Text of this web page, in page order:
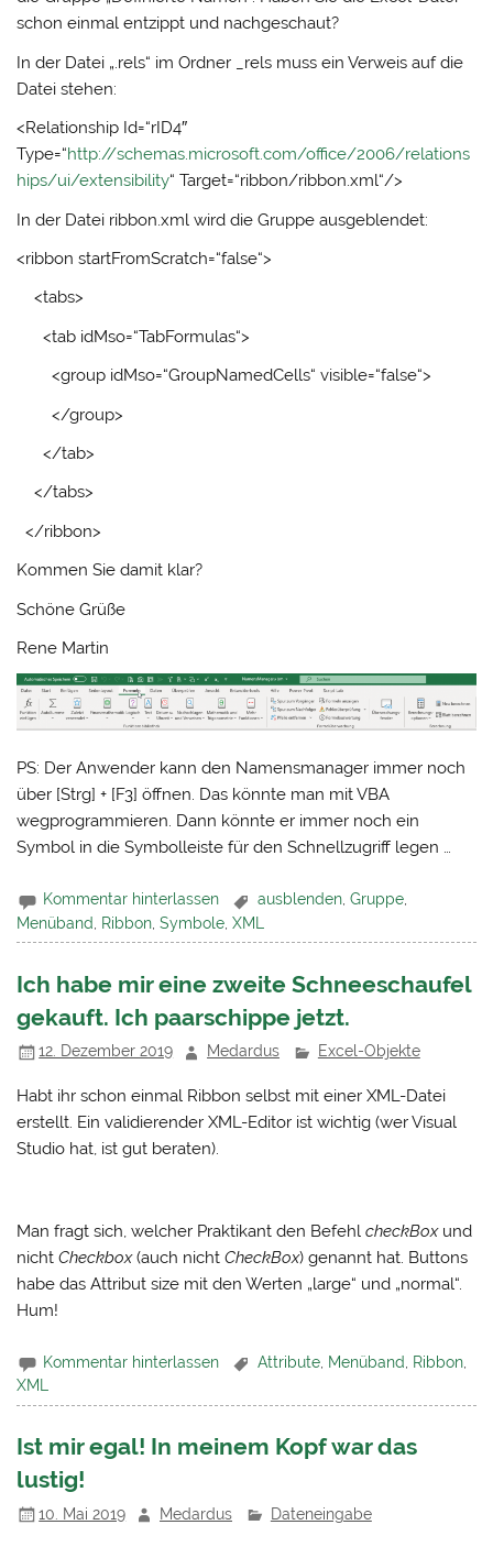
schon einmal entzippt und nachgeschaut?
In der Datei „.rels“ im Ordner _rels muss ein Verweis auf die
Datei stehen:
<Relationship Id=“rID4″
Type=“http://schemas.microsoft.com/office/2006/relations
hips/ui/extensibility“ Target=“ribbon/ribbon.xml“/>
In der Datei ribbon.xml wird die Gruppe ausgeblendet:
<ribbon startFromScratch=“false“>
<tabs>
<tab idMso=“TabFormulas“>
<group idMso=“GroupNamedCells“ visible=“false“>
</group>
</tab>
</tabs>
</ribbon>
Kommen Sie damit klar?
Schöne Grüße
Rene Martin
PS: Der Anwender kann den Namensmanager immer noch
über [Strg] + [F3] öffnen. Das könnte man mit VBA
wegprogrammieren. Dann könnte er immer noch ein
Symbol in die Symbolleiste für den Schnellzugriff legen …
Kommentar hinterlassen ausblenden ,Gruppe
Menüband
Ribbon ,Symbole ,XML
Ich habe mir eine zweite Schneeschaufel
gekauft. Ich paarschippe jetzt.
12. Dezember 2019 Medardus Excel-Objekte
Habt ihr schon einmal Ribbon selbst mit einer XML-Datei
erstellt. Ein validierender XML-Editor ist wichtig (wer Visual
Studio hat, ist gut beraten).
Man fragt sich, welcher Praktikant den BefehlcheckBoxund
nichtCheckbox(auch nichtCheckBox) genannt hat. Buttons
habe das Attribut size mit den Werten „large“ und „normal“.
Hum!
Kommentar hinterlassen Attribute Menüband Ribbon
XML
Ist mir egal! In meinem Kopf war das
lustig!
10. Mai 2019 Medardus Dateneingabe